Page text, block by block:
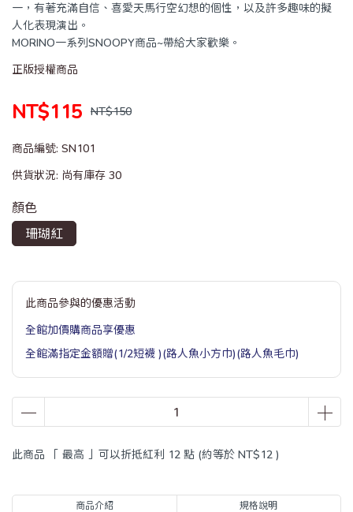
一，有著充滿自信、喜愛天馬行空幻想的個性，以及許多趣味的擬
人化表現演出。
MORINO一系列SNOOPY商品~帶給大家歡樂。
正版授權商品
NT$115 NT$150
商品編號: SN101
供貨狀況: 尚有庫存 30
顏色
珊瑚紅
此商品參與的優惠活動
全館加價購商品享優惠
全館滿指定金額贈(1/2短襪 )(路人魚小方巾)(路人魚毛巾)
此商品 「 最高 」可以折抵紅利 12 點 (約等於 NT$12 )
商品介紹 規格說明